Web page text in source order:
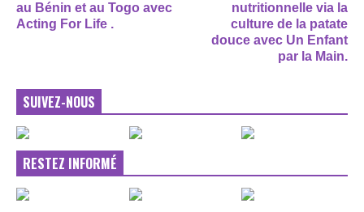
au Bénin et au Togo avec
Acting For Life .
nutritionnelle via la
culture de la patate
douce avec Un Enfant
par la Main.
SUIVEZ-NOUS
RESTEZ INFORMÉ